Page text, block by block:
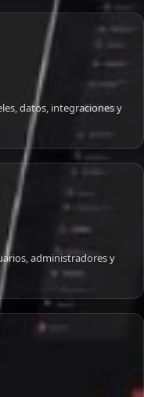
datos, integraciones y
administradores y